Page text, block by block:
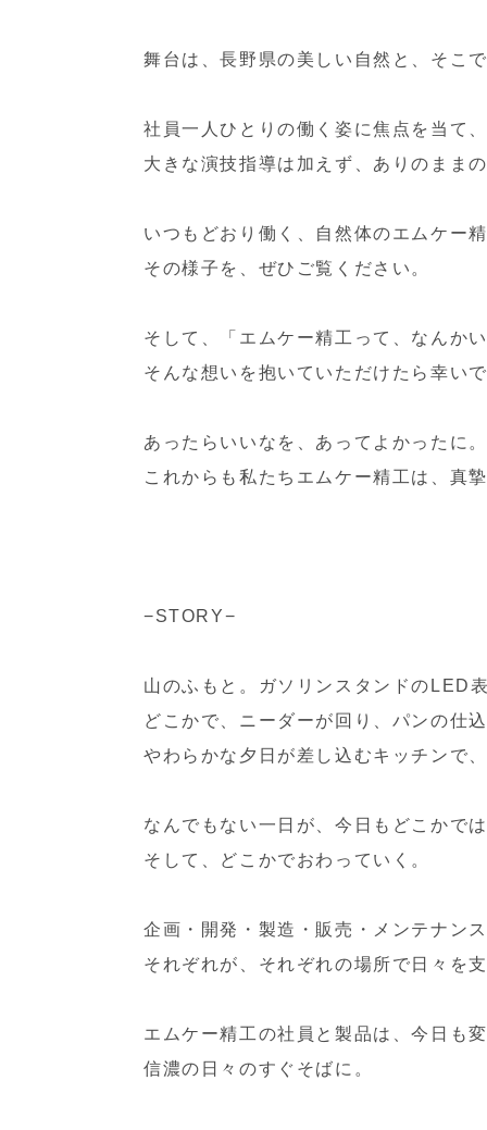
舞台は、長野県の美しい自然と、そこ
社員一人ひとりの働く姿に焦点を当て
大きな演技指導は加えず、ありのまま
いつもどおり働く、自然体のエムケー
その様子を、ぜひご覧ください。
そして、「エムケー精工って、なんか
そんな想いを抱いていただけたら幸い
あったらいいなを、あってよかったに。
これからも私たちエムケー精工は、真
−STORY−
山のふもと。ガソリンスタンドのLED
どこかで、ニーダーが回り、パンの仕
やわらかな夕日が差し込むキッチンで
なんでもない一日が、今日もどこかで
そして、どこかでおわっていく。
企画・開発・製造・販売・メンテナン
それぞれが、それぞれの場所で日々を
エムケー精工の社員と製品は、今日も
信濃の日々のすぐそばに。